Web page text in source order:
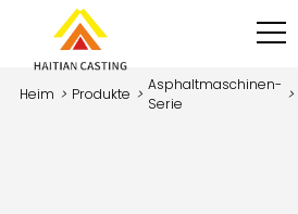
Heim > Produkte >
Asphaltmaschinen-
Serie
>